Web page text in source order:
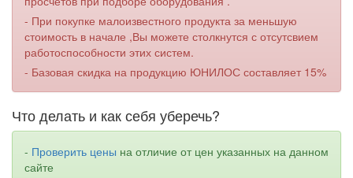
- При покупке малоизвестного продукта за меньшую
стоимость в начале ,Вы можете столкнутся с отсутсвием
работоспособности этих систем.
- Базовая скидка на продукцию ЮНИЛОС составляет 15%
Что делать и как себя уберечь?
- Проверить цены на отличие от цен указанных на данном
сайте